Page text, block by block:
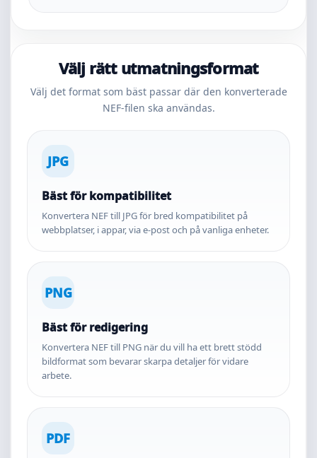
Välj rätt utmatningsformat
Välj det format som bäst passar där den konverterade
NEF-filen ska användas.
JPG
Bäst för kompatibilitet
Konvertera NEF till JPG för bred kompatibilitet på
webbplatser, i appar, via e-post och på vanliga enheter.
PNG
Bäst för redigering
Konvertera NEF till PNG när du vill ha ett brett stödd
bildformat som bevarar skarpa detaljer för vidare
arbete.
PDF